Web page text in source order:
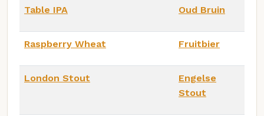
Table IPA Oud Bruin
Raspberry Wheat Fruitbier
London Stout
Engelse
Stout